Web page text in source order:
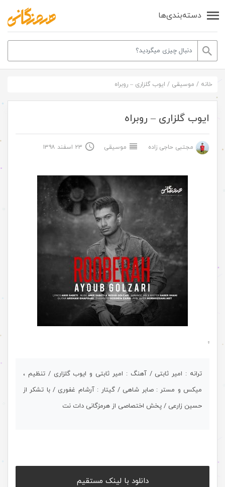
دسته‌بندی‌ها
خانه / موسیقی / ایوب گلزاری – روبراه
ایوب گلزاری – روبراه
مجتبی حاجی زاده موسیقی ۲۳ اسفند ۱۳۹۸
.
ترانه : امیر ثابتی / آهنگ : امیر ثابتی و ایوب گلزاری / تنظیم ،
میکس و مستر : صابر شاهی / گیتار : آرشام غفوری / با تشکر از
حسین زارعی / پخش اختصاصی از هرمزگانی دات نت
دانلود با لینک مستقیم